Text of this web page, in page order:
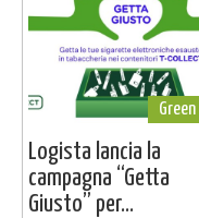
Logista lancia la
campagna “Getta
Giusto” per...